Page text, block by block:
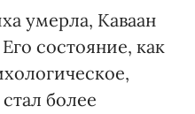
умерла, Каваан
состояние, как
более